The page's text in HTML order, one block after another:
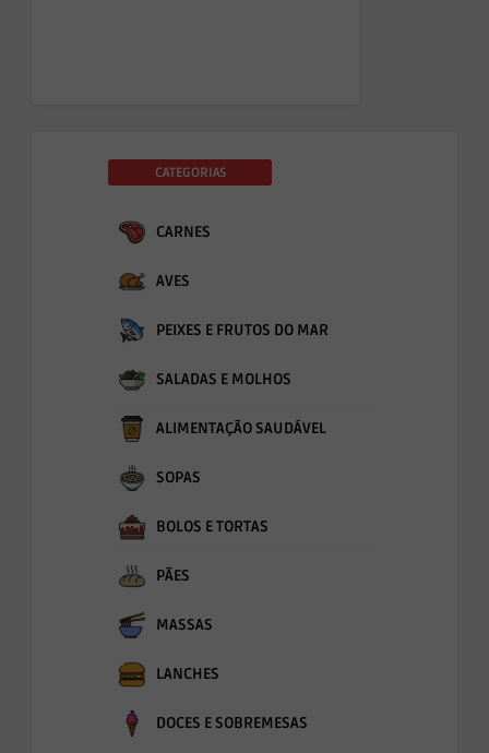
CATEGORIAS
CARNES
AVES
PEIXES E FRUTOS DO MAR
SALADAS E MOLHOS
ALIMENTAÇÃO SAUDÁVEL
SOPAS
BOLOS E TORTAS
PÃES
MASSAS
LANCHES
DOCES E SOBREMESAS